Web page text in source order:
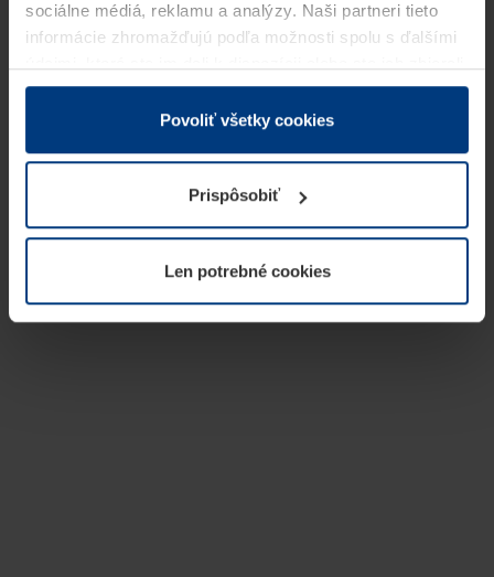
sociálne médiá, reklamu a analýzy. Naši partneri tieto
informácie zhromažďujú podľa možnosti spolu s ďalšími
v rámci Vášho využívania služieb.
Z právneho hľadiska môžeme cookies ukladať na Vašom
prevádzku tejto stránky. Pre všetky ostatné typy cookie
potrebujeme Vaše povolenie. Vaše povolenie môžete
kedykoľvek zmeniť alebo odvolať vo vysvetlení cookie
našej webovej stránky.
Povoliť všetky cookies
Prispôsobiť
Len potrebné cookies